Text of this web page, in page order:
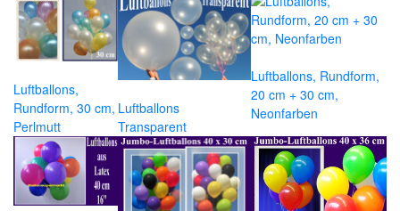
Luftballons,
Rundform, 30 cm,
Perlmutt
Luftballons
Transparent
Luftballons, Rundform,
20 cm + 30 cm,
Neonfarben